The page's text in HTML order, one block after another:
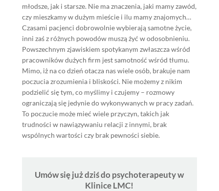
młodsze, jak i starsze. Nie ma znaczenia, jaki mamy zawód,
czy mieszkamy w dużym mieście i ilu mamy znajomych…
Czasami pacjenci dobrowolnie wybierają samotne życie,
inni zaś z różnych powodów muszą żyć w odosobnieniu.
Powszechnym zjawiskiem spotykanym zwłaszcza wśród
pracowników dużych firm jest samotność wśród tłumu.
Mimo, iż na co dzień otacza nas wiele osób, brakuje nam
poczucia zrozumienia i bliskości. Nie możemy z nikim
podzielić się tym, co myślimy i czujemy – rozmowy
ograniczają się jedynie do wykonywanych w pracy zadań.
To poczucie może mieć wiele przyczyn, takich jak
trudności w nawiązywaniu relacji z innymi, brak
wspólnych wartości czy brak pewności siebie.
Umów się już dziś do psychoterapeuty w
Klinice LMC!